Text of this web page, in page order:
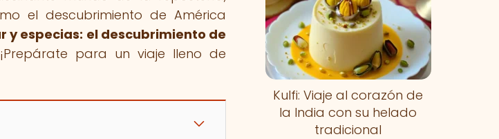
el descubrimiento de América
y especias: el descubrimiento de
para un viaje lleno de
Kulfi: Viaje al corazón de
la India con su helado
tradicional